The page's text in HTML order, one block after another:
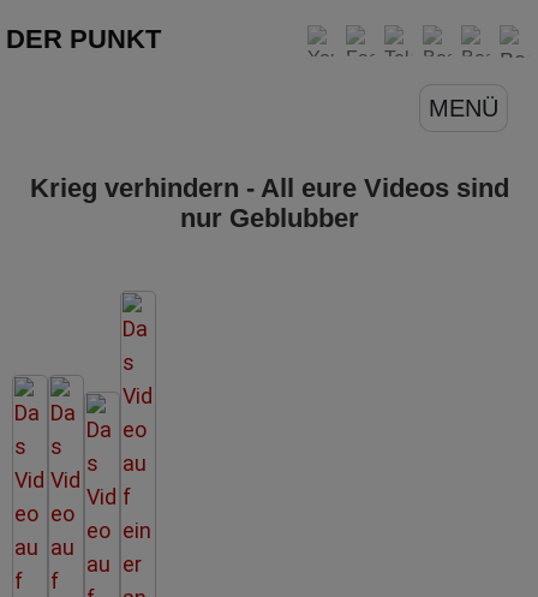
DER PUNKT
MENÜ
Krieg verhindern - All eure Videos sind
nur Geblubber